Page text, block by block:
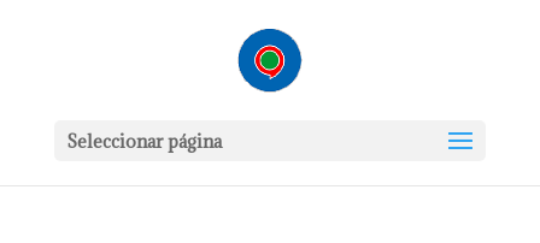
Seleccionar página